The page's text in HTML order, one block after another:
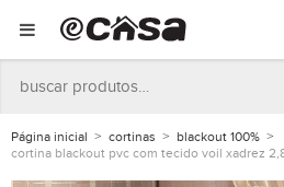
Página inicial cortinas
blackout 100%
cortina blackout pvc com tecido voil xadrez